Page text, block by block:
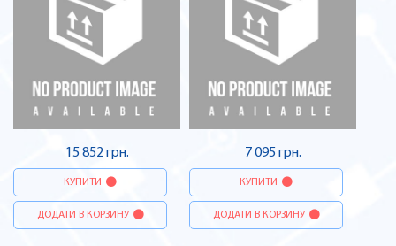
15 852 грн.
КУПИТИ
ДОДАТИ В КОРЗИНУ
7 095 грн.
КУПИТИ
ДОДАТИ В КОРЗИНУ